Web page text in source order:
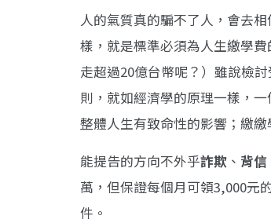
人的氣質真的騙不了人，會去
樣，就是標準必須為人生繳學
走超過20億台幣呢？）雖說檢
則，就如經濟學的原理一樣，
整體人生有致命性的影響；繳
能提告的方向不外乎詐欺 、 背信
萬，但保證每個月可領3,000元
件。